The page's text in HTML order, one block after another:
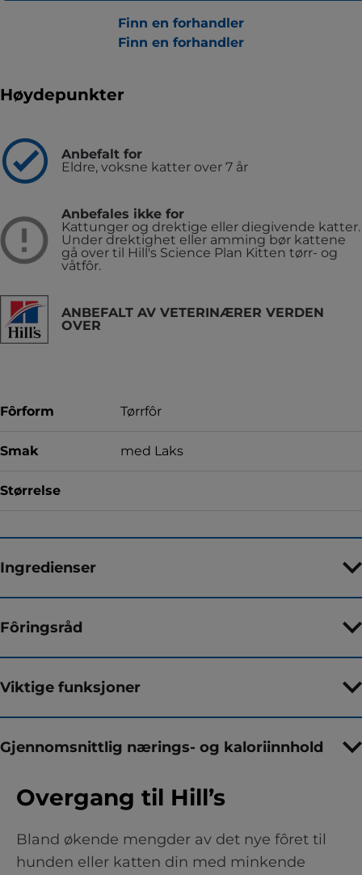
Finn en forhandler
Finn en forhandler
Høydepunkter
Anbefalt for
Eldre, voksne katter over 7 år
Anbefales ikke for
Kattunger og drektige eller diegivende katter.
Under drektighet eller amming bør kattene
gå over til Hill's Science Plan Kitten tørr- og
våtfôr.
ANBEFALT AV VETERINÆRER VERDEN
OVER
Fôrform Tørrfôr
Smak med Laks
Størrelse
Ingredienser
Fôringsråd
Viktige funksjoner
Gjennomsnittlig nærings- og kaloriinnhold
Overgang til Hill’s
Bland økende mengder av det nye fôret til
hunden eller katten din med minkende